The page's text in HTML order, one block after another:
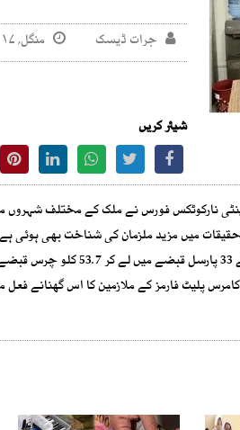
جرات ڈیسک منگل, ۱۷ اکتوبر ۲۰۲۳
شیئر کریں
میں مزید ملزمان کی شناخت بھی ہوئی
کامرس پلیٹ فارمز کے ملازمین کا اس گھنانے